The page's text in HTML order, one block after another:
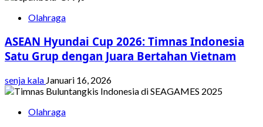
Olahraga
ASEAN Hyundai Cup 2026: Timnas Indonesia
Satu Grup dengan Juara Bertahan Vietnam
senja kala Januari 16, 2026
Olahraga